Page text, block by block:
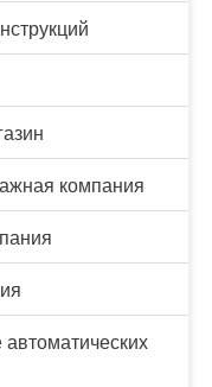
компания